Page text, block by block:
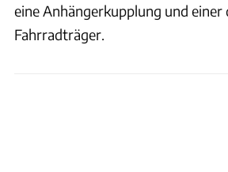
eine Anhängerkupplung und
Fahrradträger.